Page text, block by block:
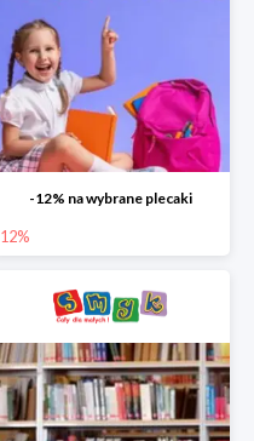
-12% na wybrane plecaki
12%